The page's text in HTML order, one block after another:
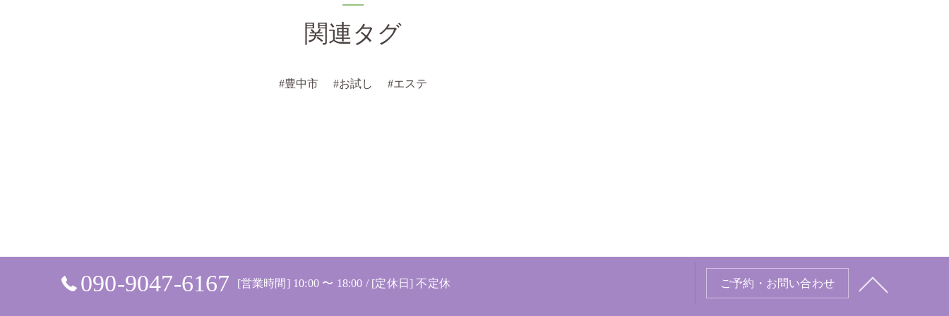
関連タグ
#豊中市 #お試し #エステ
090-9047-6167 [営業時間] 10:00 〜 18:00 / [定休日] 不定休 ご予約・お問い合わせ